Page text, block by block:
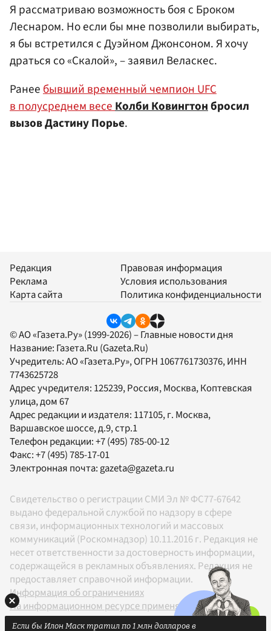
Я рассматриваю возможность боя с Броком
Леснаром. Но если бы мне позволили выбирать,
я бы встретился с Дуэйном Джонсоном. Я хочу
драться со «Скалой», – заявил Веласкес.
Ранеебывший временный чемпион UFC
в полусреднем весеКолби Ковингтонбросил
вызов Дастину Порье.
Редакция
Реклама
Карта сайта
Правовая информация
Условия использования
Политика конфиденциальности
© АО «Газета.Ру» (1999-2026) – Главные новости дня
Название: Газета.Ru (Gazeta.Ru)
Учредитель:АО «Газета.Ру», ОГРН 1067761730376, ИНН
7743625728
Адрес учредителя: 125239, Россия, Москва, Коптевская
улица, дом 67
Адрес редакции и издателя: 117105, г. Москва,
Варшавское шоссе, д.9, стр.1
Телефон редакции:+7 (495) 785-00-12
Факс:+7 (495) 785-17-01
Электронная почта:gazeta@gazeta.ru
Свидетельство о регистрации СМИ Эл № ФС77-67642
выдано федеральной службой по надзору в сфере
связи, информационных технологий и массовых
коммуникаций (Роскомнадзор) 10.11.2016 г. Редакция не
несет ответственности за достоверность информации,
содержащейся в рекламных объявлениях. Редакция не
предоставляет справочной информации.
Информация об ограничениях
На информационном ресурсе применяются
рекомендательные технологии в соответствии с
Если бы Илон Маск тратил по 1 млн долларов в